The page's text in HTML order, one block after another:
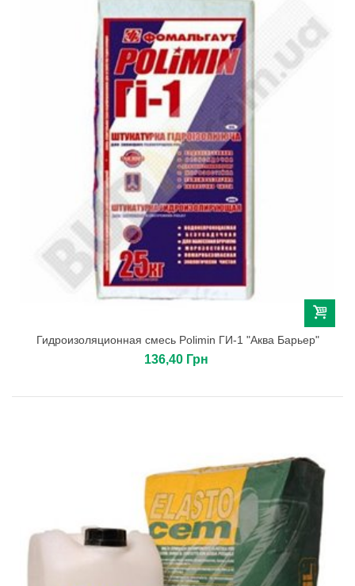
Гидроизоляционная смесь Polimin ГИ-1 "Аква Барьер"
136,40 Грн